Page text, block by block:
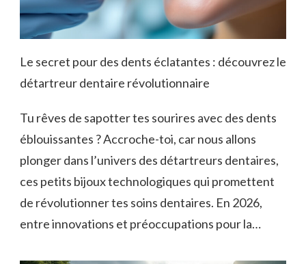
Le secret pour des dents éclatantes : découvrez le
détartreur dentaire révolutionnaire
Tu rêves de sapotter tes sourires avec des dents
éblouissantes ? Accroche-toi, car nous allons
plonger dans l’univers des détartreurs dentaires,
ces petits bijoux technologiques qui promettent
de révolutionner tes soins dentaires. En 2026,
entre innovations et préoccupations pour la…